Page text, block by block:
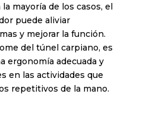
mayoría de los casos, el
puede aliviar
y mejorar la función.
del túnel carpiano, es
ergonomía adecuada y
en las actividades que
repetitivos de la mano.